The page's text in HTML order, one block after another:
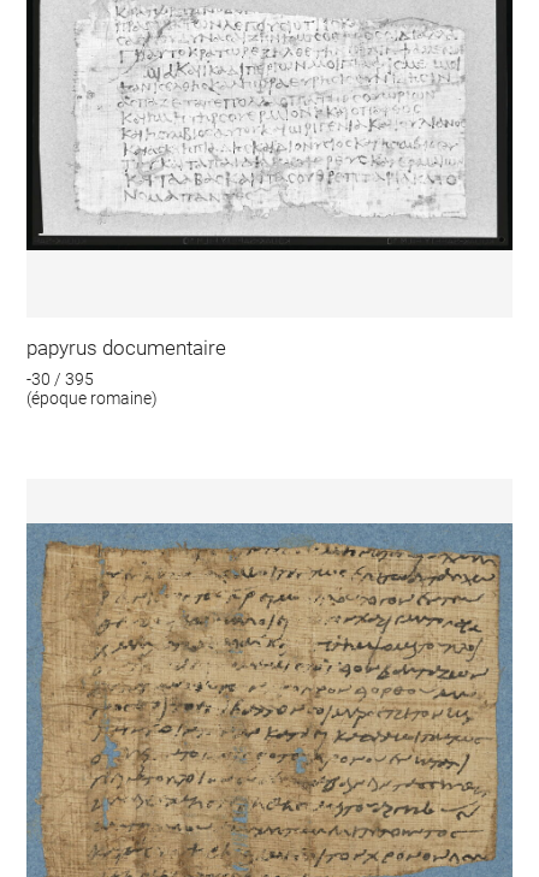
papyrus documentaire
-30 / 395
(époque romaine)